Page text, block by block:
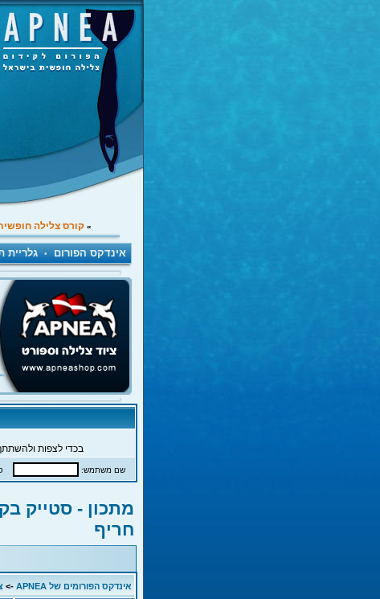
» קורס צלילה
אינדקס הפורום • גלריית
בכדי לצפות
שם משתמש:
מתכון - סטייק
חריף
אינדקס הפורומים של APNEA ->